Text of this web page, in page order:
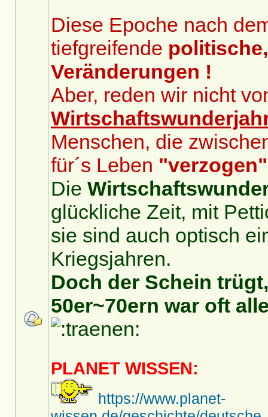
Diese Epoche nach
tiefgreifende
Veränderungen !
Aber, reden wir nicht
Menschen, die
für´s Leben "verzogen"
Die
glückliche Zeit, mit
sie sind auch optisch
Kriegsjahren.
Doch der Schein
50er~70ern war oft
PLANET WISSEN:
https://www.planet-